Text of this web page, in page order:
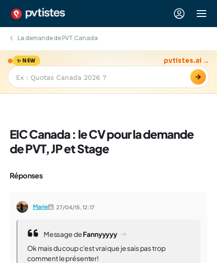
La demande de PVT Canada
✨ NEW
→
pvtistes.ai →
EIC Canada : le CV pour la demande
de PVT, JP et Stage
Réponses
Marie 27/04/15,12:17
Message deFannyyyyy
Ok mais du coup c'est vrai que je sais pas trop
comment le présenter!